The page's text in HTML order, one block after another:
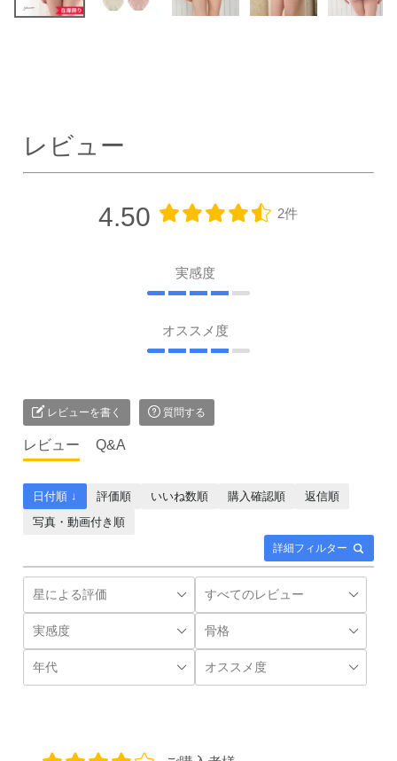
レビュー
4.50 2件
実感度
オススメ度
レビューを書く 質問する
レビュー Q&A
詳細フィルター
日付順 ↓ 評価順 いいね数順 購入確認順
返信順
写真・動画付き順